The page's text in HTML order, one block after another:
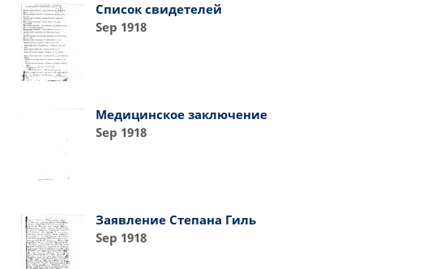
Список свидетелей
Sep 1918
Медицинское заключение
Sep 1918
Заявление Степана Гиль
Sep 1918